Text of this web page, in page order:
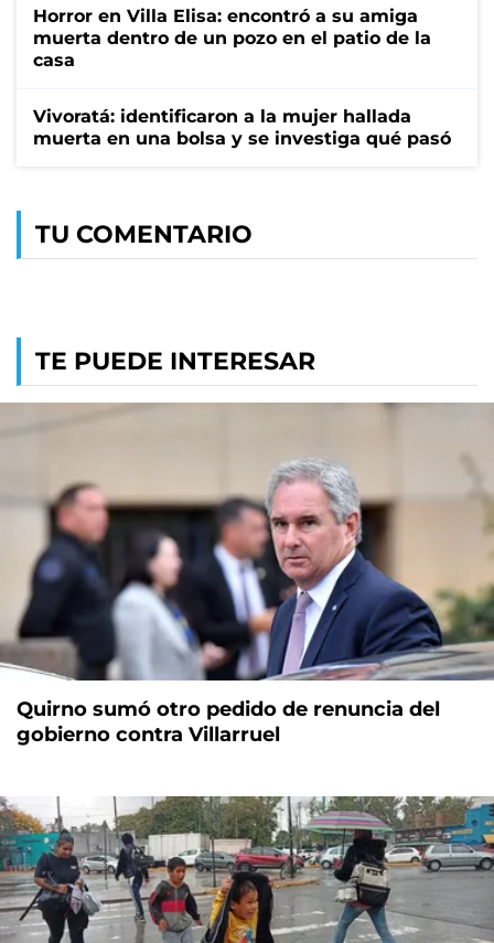
Horror en Villa Elisa: encontró a su amiga
muerta dentro de un pozo en el patio de la
casa
Vivoratá: identificaron a la mujer hallada
muerta en una bolsa y se investiga qué pasó
TU COMENTARIO
TE PUEDE INTERESAR
Quirno sumó otro pedido de renuncia del
gobierno contra Villarruel